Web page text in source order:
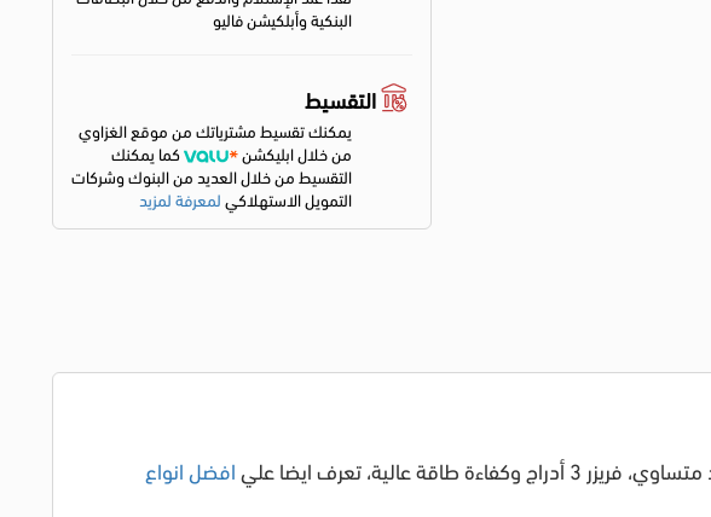
البنكية وأبلكيشن فاليو
التقسيط
يمكنك تقسيط مشترياتك من موقع الغزاوي
من خلال ابليكشن
كما يمكنك
التقسيط من خلال العديد من البنوك وشركات
التمويل الاستهلاكيلمعرفة لمزيد
، تعرف ايضا علي افضل انواع